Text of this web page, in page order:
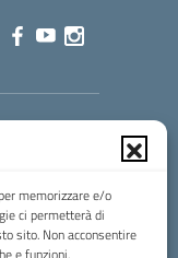
memorizzare e/o
ci permetterà di
sito. Non acconsentire